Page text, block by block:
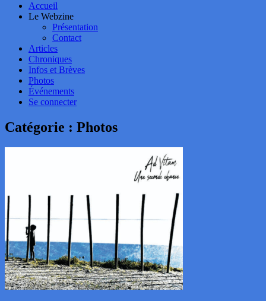
Accueil
Le Webzine
Présentation
Contact
Articles
Chroniques
Infos et Brèves
Photos
Événements
Se connecter
Catégorie : Photos